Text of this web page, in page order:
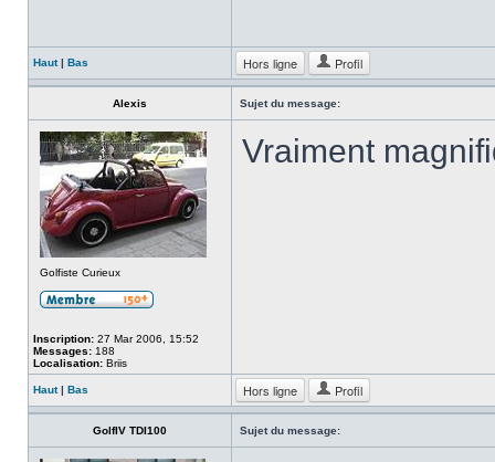
Haut| Bas Hors ligne Profil
Alexis Sujet du message:
Golfiste Curieux
Inscription: 27 Mar 2006, 15:52
Messages: 188
Localisation: Briis
Vraiment
Haut| Bas Hors ligne Profil
GolfIV TDI100 Sujet du message: